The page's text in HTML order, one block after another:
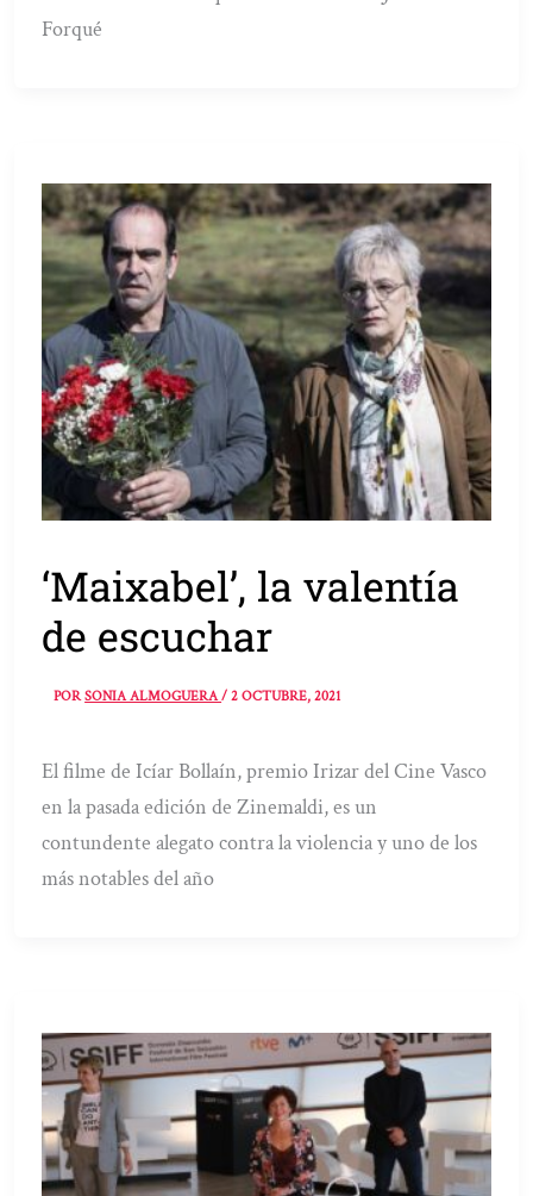
Forqué
‘Maixabel’, la valentía
de escuchar
PORSONIA ALMOGUERA/2 OCTUBRE, 2021
El filme de Icíar Bollaín, premio Irizar del Cine Vasco
en la pasada edición de Zinemaldi, es un
contundente alegato contra la violencia y uno de los
más notables del año